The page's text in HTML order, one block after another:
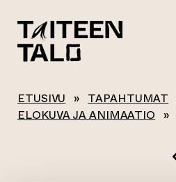
ETUSIVU » TAPAHTUMAT
ELOKUVA JA ANIMAATIO »